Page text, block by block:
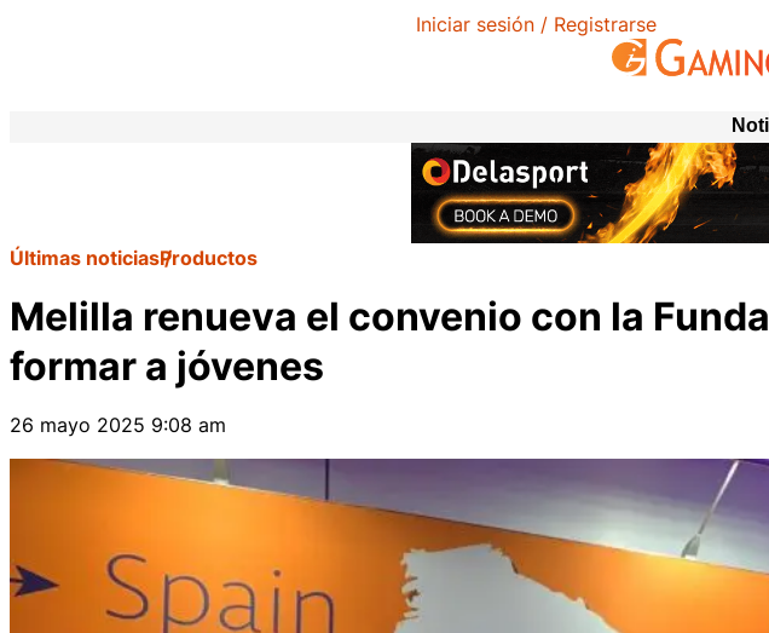
Iniciar sesión / Registrarse
Últimas noticiasProductos
Melilla renueva el convenio con la
formar a jóvenes
26 mayo 2025 9:08 am